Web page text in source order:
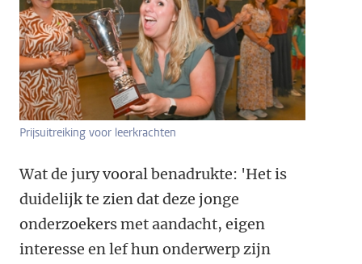
Prijsuitreiking voor leerkrachten
Wat de jury vooral benadrukte: 'Het is
duidelijk te zien dat deze jonge
onderzoekers met aandacht, eigen
interesse en lef hun onderwerp zijn